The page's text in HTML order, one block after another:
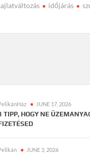
időjárás
JUNE 17, 2026
TIPP, HOGY NE
JUNE 3, 2026